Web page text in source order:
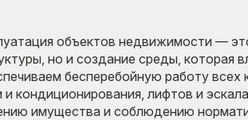
объектов недвижимости —
но и создание среды, которая
бесперебойную работу всех
кондиционирования, лифтов и
имущества и соблюдению